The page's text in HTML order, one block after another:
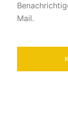
Mail.